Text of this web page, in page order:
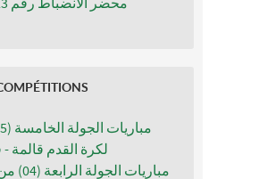
لكرة القدم قالمة -